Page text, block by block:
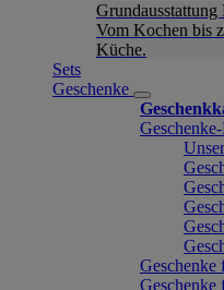
Grundausstattung
Vom Kochen bis
Küche.
Sets
Geschenke
Geschenke
Geschenke